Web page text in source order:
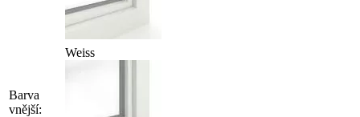
Barva
vnější:
Weiss